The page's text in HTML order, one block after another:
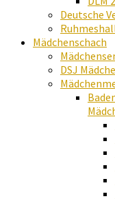
Deutsche
Mädchenschach
DSJ